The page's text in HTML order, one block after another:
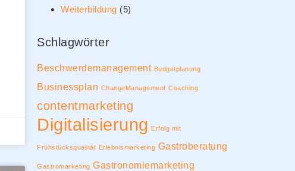
Weiterbildung (5)
Schlagwörter
Beschwerdemanagement Budgetplanung
Businessplan ChangeManagement Coaching
contentmarketing
Digitalisierung Erfolg mit
Frühstücksqualität Erlebnismarketing Gastroberatung
Gastromarketing Gastronomiemarketing